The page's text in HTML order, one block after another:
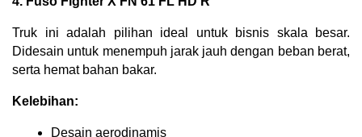
Truk ini adalah pilihan ideal untuk bisnis skala besar.
Didesain untuk menempuh jarak jauh dengan beban berat,
serta hemat bahan bakar.
Kelebihan:
Desain aerodinamis